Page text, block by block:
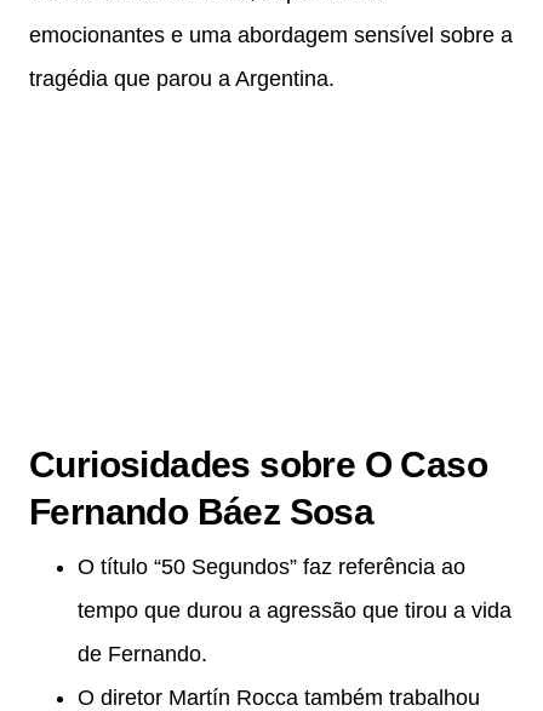
emocionantes e uma abordagem sensível sobre a
tragédia que parou a Argentina.
Curiosidades sobre O Caso
Fernando Báez Sosa
O título “50 Segundos” faz referência ao
tempo que durou a agressão que tirou a vida
de Fernando.
O diretor Martín Rocca também trabalhou